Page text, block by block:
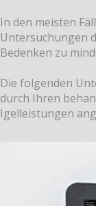
In den meisten
Untersuchungen
Bedenken zu
Die folgenden
durch Ihren
Igelleistungen